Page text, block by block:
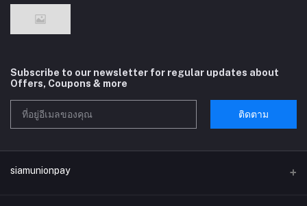
Subscribe to our newsletter for regular updates about
Offers, Coupons & more
ติดตาม
siamunionpay